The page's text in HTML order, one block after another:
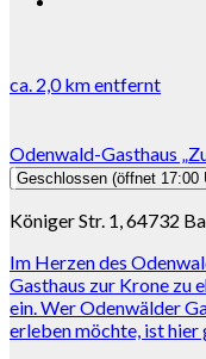
ca. 2,0 kmentfernt
Odenwald-Gasthaus
Geschlossen (öffnet 17:00
Königer Str. 1, 64732
Im Herzen des
Gasthaus zur Krone zu
ein. Wer Odenwälder
erleben möchte, ist hier